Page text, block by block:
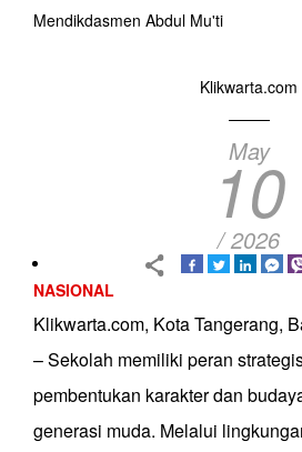
Mendikdasmen Abdul Mu'ti
Klikwarta.com
May
10
/ 2026
NASIONAL
Klikwarta.com, Kota Tangerang,
– Sekolah memiliki peran
pembentukan karakter dan
generasi muda. Melalui